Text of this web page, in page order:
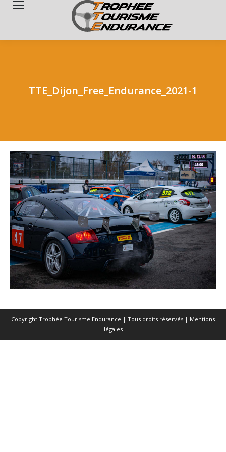
TTE_Dijon_Free_Endurance_2021-1
Copyright Trophée Tourisme Endurance | Tous droits réservés | Mentions
légales